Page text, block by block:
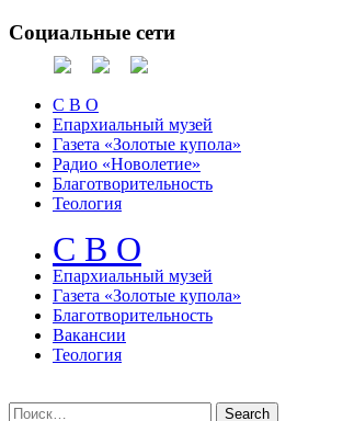
Социальные сети
С В О
Епархиальный музей
Газета «Золотые купола»
Радио «Новолетие»
Благотворительность
Теология
С В О
Епархиальный музeй
Газета «Золотые купола»
Благотворительность
Вакансии
Теология